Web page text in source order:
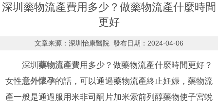
深圳藥物流產費用多少？做藥物流產什麼時間
更好
文章来源：深圳怡康醫院 發布日期：2024-04-06
深圳 藥物流產費用多少？做藥物流產什麼時間更好？
女性意外懷孕的話，可以通過藥物流產終止妊娠，藥物流
產一般是通過服用米非司酮片加米索前列醇藥物使子宮蛻